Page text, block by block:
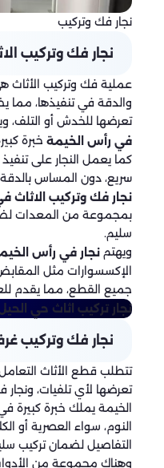
نجار فك وتركيب
نجار فك وتركيب
عملية فك وتركيب الأثاث
والدقة في تنفيذها،
تعرضها للخدش أو التلف،
في رأس الخيمة خبرة
كما يعمل النجار على
سريع، دون المساس بالدقة
نجار فك وتركيب الاثاث
بمجموعة من المعدات
سليم.
ويهتم نجار في رأس
الإكسسوارات مثل
جميع القطع، مما يقدم
نجار تركيب اثاث حي
نجار فك وتركيب
تتطلب قطع الأثاث
تعرضها لأي تلفيات،
الخيمة يملك خبرة كبيرة
النوم، سواء العصرية أو
التفاصيل لضمان تركيب
وهناك مجموعة من